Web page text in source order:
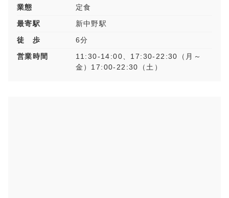
業態
定食
最寄駅
新中野駅
徒 歩
6分
営業時間
11:30-14:00、17:30-22:30（月～
金）17:00-22:30（土）